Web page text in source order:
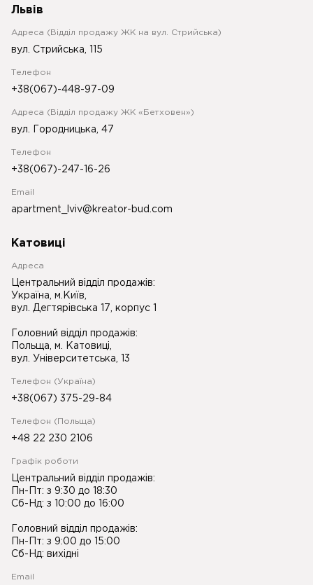
Львів
Адреса (Відділ продажу ЖК на вул. Стрийська)
вул. Стрийська, 115
Телефон
+38(067)-448-97-09
Адреса (Відділ продажу ЖК «Бетховен»)
вул. Городницька, 47
Телефон
+38(067)-247-16-26
Email
apartment_lviv@kreator-bud.com
Катовиці
Адреса
Центральний відділ продажів:
Україна, м.Київ,
вул. Дегтярівська 17, корпус 1
Головний відділ продажів:
Польща, м. Катовиці,
вул. Університетська, 13
Телефон (Україна)
+38(067) 375-29-84
Телефон (Польща)
+48 22 230 2106
Графік роботи
Центральний відділ продажів:
Пн-Пт: з 9:30 до 18:30
Сб-Нд: з 10:00 до 16:00
Головний відділ продажів:
Пн-Пт: з 9:00 до 15:00
Сб-Нд: вихідні
Email